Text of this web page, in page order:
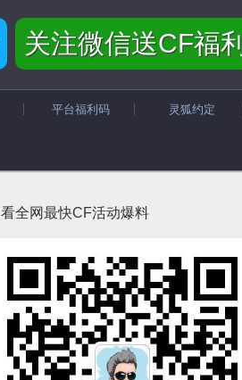
关注微信送CF福利
平台福利码 灵狐约定
看全网最快CF活动爆料